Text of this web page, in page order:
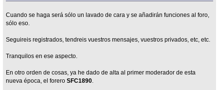
Cuando se haga será sólo un lavado de cara y se añadirán funciones al foro,
sólo eso.
Seguireis registrados, tendreis vuestros mensajes, vuestros privados, etc, etc.
Tranquilos en ese aspecto.
En otro orden de cosas, ya he dado de alta al primer moderador de esta
nueva época, el foreroSFC1890.